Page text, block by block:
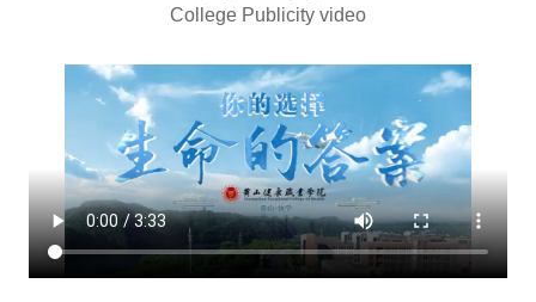
College Publicity video